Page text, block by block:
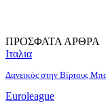
ΠΡΟΣΦΑΤΑ ΑΡΘΡΑ
Ιταλια
Δανεικός στην Βίρτους
Euroleague